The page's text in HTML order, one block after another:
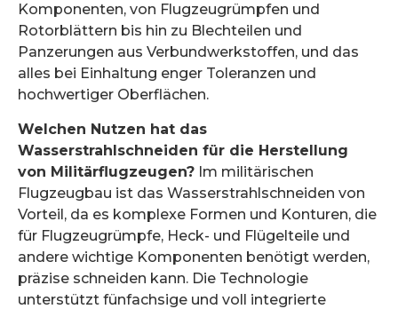
Komponenten, von Flugzeugrümpfen und
Rotorblättern bis hin zu Blechteilen und
Panzerungen aus Verbundwerkstoffen, und das
alles bei Einhaltung enger Toleranzen und
hochwertiger Oberflächen.
Welchen Nutzen hat das
Wasserstrahlschneiden für die Herstellung
von Militärflugzeugen? Im militärischen
Flugzeugbau ist das Wasserstrahlschneiden von
Vorteil, da es komplexe Formen und Konturen, die
für Flugzeugrümpfe, Heck- und Flügelteile und
andere wichtige Komponenten benötigt werden,
präzise schneiden kann. Die Technologie
unterstützt fünfachsige und voll integrierte